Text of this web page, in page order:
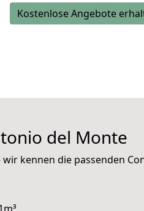
Kostenlose Angebote
del Monte
kennen die passenden